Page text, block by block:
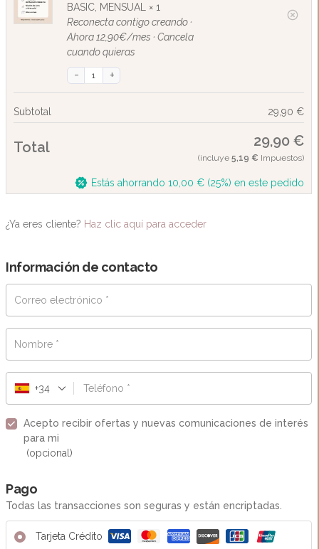
BASIC, MENSUAL × 1
Reconecta contigo creando ·
Ahora 12,90€/mes · Cancela
cuando quieras
Subtotal 29,90 €
Total 29,90 €
(incluye 5,19 € Impuestos)
Estás ahorrando 10,00 € (25%) en este pedido
¿Ya eres cliente? Haz clic aquí para acceder
Información de contacto
Correo electrónico *
Nombre *
Teléfono *
+34
Acepto recibir ofertas y nuevas comunicaciones de interés
para mi
(opcional)
Pago
Todas las transacciones son seguras y están encriptadas.
Tarjeta Crédito